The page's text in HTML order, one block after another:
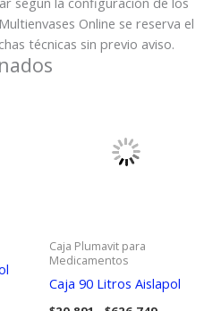
Online se reserva el
técnicas sin previo aviso.
Caja Plumavit para
Medicamentos
Caja 90 Litros Aislapol
Rango